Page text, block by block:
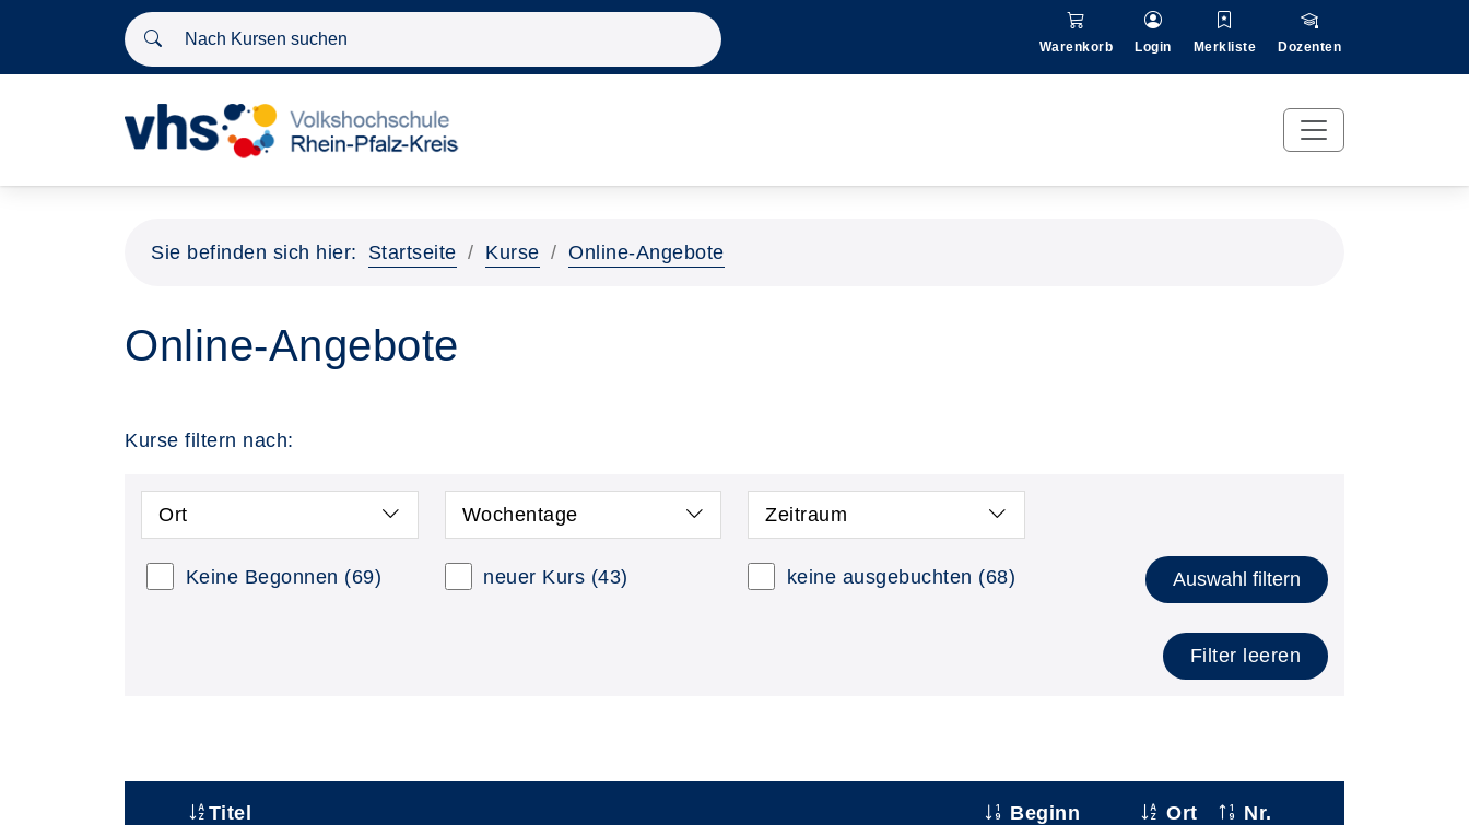
Nach Kursen suchen
Warenkorb Login Merkliste Dozenten
Sie befinden sich hier: Startseite Kurse Online-Angebote
Online-Angebote
Kurse filtern nach:
Ort Wochentage Zeitraum
Keine Begonnen (69) neuer Kurs (43) keine ausgebuchten (68) Auswahl filtern
Filter leeren
Titel Beginn Ort Nr.